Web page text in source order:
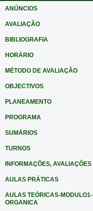
ANÚNCIOS
AVALIAÇÃO
BIBLIOGRAFIA
HORÁRIO
MÉTODO DE AVALIAÇÃO
OBJECTIVOS
PLANEAMENTO
PROGRAMA
SUMÁRIOS
TURNOS
INFORMAÇÕES, AVALIAÇÕES
AULAS PRÁTICAS
AULAS TEÓRICAS-MODULO1-
ORGANICA